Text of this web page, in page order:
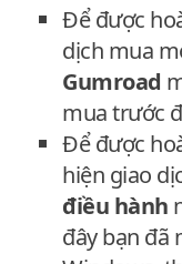
Để được
dịch mua
Gumroad
mua trước
Để được
hiện giao
điều hành
đây bạn đã